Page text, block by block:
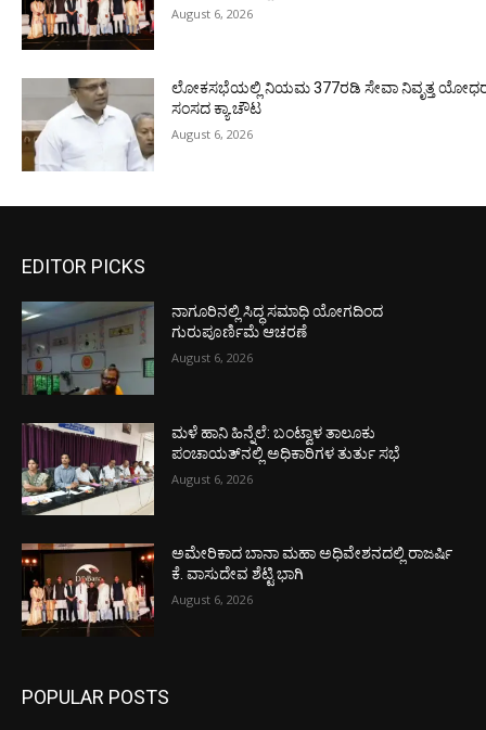
August 6, 2026
ಲೋಕಸಭೆಯಲ್ಲಿ ನಿಯಮ 377ರಡಿ ಸೇವಾ ನಿವೃತ್ತ
ಸಂಸದ ಕ್ಯಾ.ಚೌಟ
August 6, 2026
EDITOR PICKS
ನಾಗೂರಿನಲ್ಲಿ ಸಿದ್ಧ ಸಮಾಧಿ ಯೋಗದಿಂದ
ಗುರುಪೂರ್ಣಿಮೆ ಆಚರಣೆ
August 6, 2026
ಮಳೆ ಹಾನಿ ಹಿನ್ನೆಲೆ: ಬಂಟ್ವಾಳ ತಾಲೂಕು
ಪಂಚಾಯತ್‌ನಲ್ಲಿ ಅಧಿಕಾರಿಗಳ ತುರ್ತು ಸಭೆ
August 6, 2026
ಅಮೇರಿಕಾದ ಬಾನಾ ಮಹಾ ಅಧಿವೇಶನದಲ್ಲಿ ರಾಜರ್ಷಿ
ಕೆ. ವಾಸುದೇವ ಶೆಟ್ಟಿ ಭಾಗಿ
August 6, 2026
POPULAR POSTS